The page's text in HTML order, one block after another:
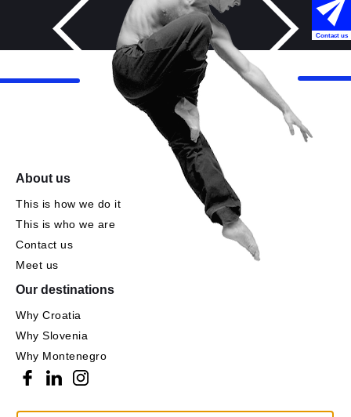
About us
This is how we do it
This is who we are
Contact us
Meet us
Our destinations
Why Croatia
Why Slovenia
Why Montenegro
Contact us